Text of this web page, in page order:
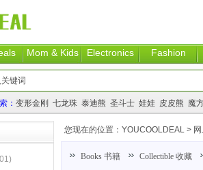
Mom & Kids Electronics Fashion
： 变形金刚 七龙珠 泰迪熊 圣斗士 娃娃 皮皮熊 魔
您现在的位置： YOUCOOLDEAL >
Books 书籍 Collectible 收藏